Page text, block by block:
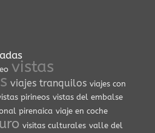
vistas
viajes tranquilos viajes con
pirineos vistas del embalse
pirenaica viaje en coche
visitas culturales valle del